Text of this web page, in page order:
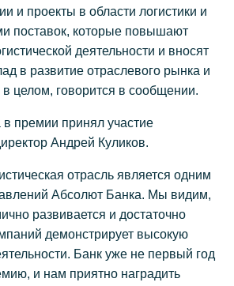
и проекты в области логистики и
поставок, которые повышают
деятельности и вносят
в развитие отраслевого рынка и
целом, говорится в сообщении.
премии принял участие
Андрей Куликов.
отрасль является одним
Абсолют Банка. Мы видим,
развивается и достаточно
демонстрирует высокую
Банк уже не первый год
и нам приятно наградить